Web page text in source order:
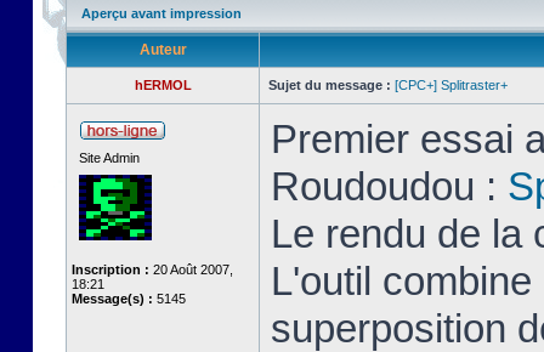
Aperçu avant impression
Auteur
hERMOL Sujet du message : [CPC+] Splitraster+
Site Admin
Inscription : 20 Août 2007,
18:21
Message(s) : 5145
Premier essai
Roudoudou :
Le rendu de la
L'outil
superposition